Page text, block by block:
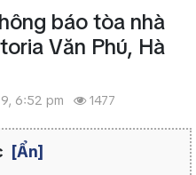
báo tòa nhà
Văn Phú, Hà
6:52 pm 1477
[Ẩn]